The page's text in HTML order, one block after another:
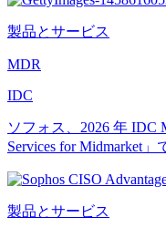
製品とサービス
MDR
IDC
ソフォス、2026 年 IDC
Services for Midmarket
製品とサービス